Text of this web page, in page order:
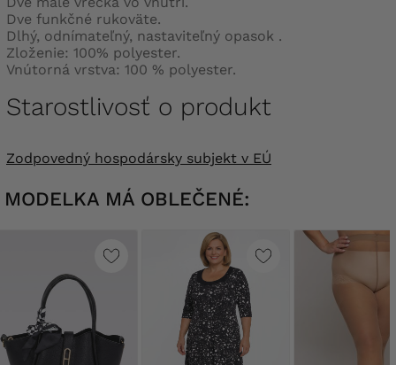
Dve funkčné rukoväte.
Dlhý, odnímateľný, nastaviteľný opasok .
Zloženie: 100% polyester.
Vnútorná vrstva: 100 % polyester.
Starostlivosť o produkt
Zodpovedný hospodársky subjekt v EÚ
MODELKA MÁ OBLEČENÉ: